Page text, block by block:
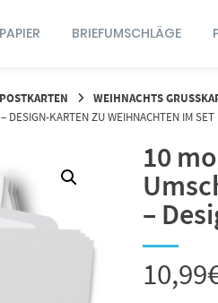
BRIEFUMSCHLÄGE
WEIHNACHTS
DESIGN-KARTEN ZU WEIHNACHTEN IM SET
10
–
10,99